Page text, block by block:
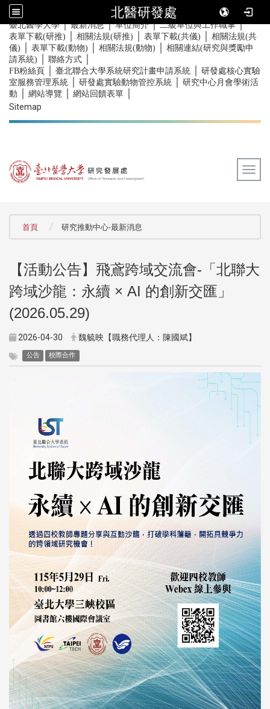
北醫研發處
::: 臺北醫學大學｜最新消息｜單位簡介｜二級單位與工作職掌｜
表單下載(研推) 相關法規(研推) 表單下載(共儀)
相關法規(共
儀)
表單下載(動物) 相關法規(動物)
相關連結(研究與獎勵申
請系統)
聯絡方式
FB粉絲頁 臺北聯合大學系統研究計畫申請系統
研發處核心實驗
室服務管理系統
研發處實驗動物管控系統
研究中心月會學術活
動
網站導覽 網站回饋表單
Sitemap
首頁 研究推動中心-最新消息
【活動公告】飛鳶跨域交流會-「北聯大
跨域沙龍：永續 × AI 的創新交匯」
(2026.05.29)
2026-04-30 魏毓映【職務代理人：陳國斌】
公告 校際合作